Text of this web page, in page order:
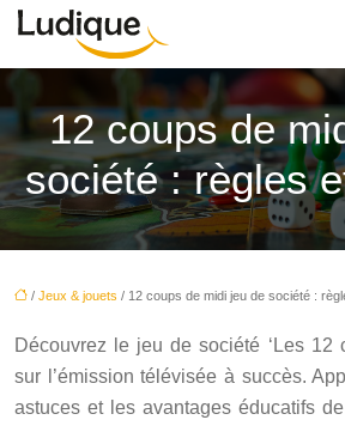
12 coups de
société : règles
/ Jeux & jouets / 12 coups de midi jeu de société :
Découvrez le jeu de société ‘Les 12
sur l’émission télévisée à succès.
astuces et les avantages éducatifs